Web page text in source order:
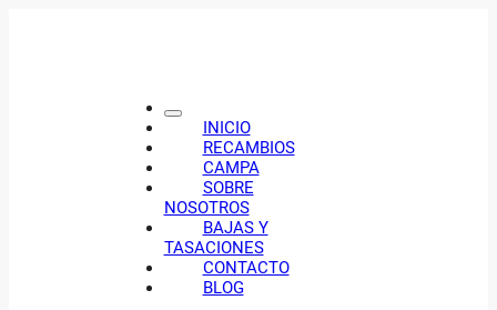
INICIO
RECAMBIOS
CAMPA
SOBRE
NOSOTROS
BAJAS Y
TASACIONES
CONTACTO
BLOG